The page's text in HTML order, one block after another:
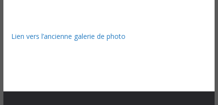
Lien vers l’ancienne galerie de photo